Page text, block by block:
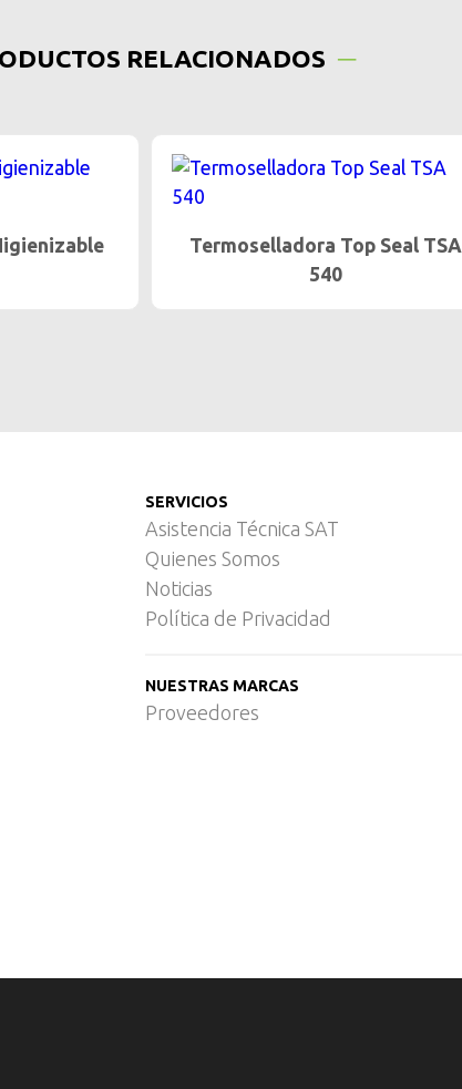
RELACIONADOS
Termoselladora Top Seal TSA
540
SERVICIOS
Asistencia Técnica SAT
Quienes Somos
Noticias
Política de Privacidad
NUESTRAS MARCAS
Proveedores